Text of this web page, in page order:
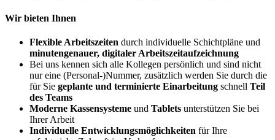
Wir bieten Ihnen
Flexible Arbeitszeiten durch individuelle Schichtpläne und
minutengenauer, digitaler Arbeitszeitaufzeichnung
Bei uns kennen sich alle Kollegen persönlich und sind nicht
nur eine (Personal-)Nummer, zusätzlich werden Sie durch die
für Sie geplante und terminierte Einarbeitung schnell Teil
des Teams
Moderne Kassensysteme und Tablets unterstützen Sie bei
Ihrer Arbeit
Individuelle Entwicklungsmöglichkeiten für Ihre